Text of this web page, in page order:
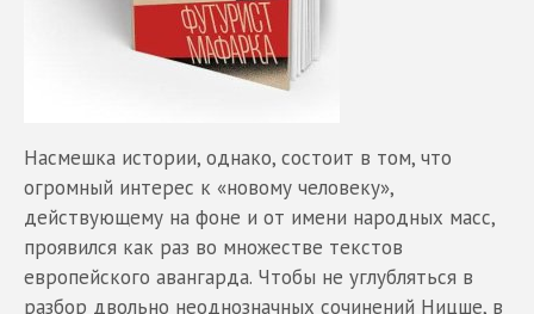
Насмешка истории, однако, состоит в том, что
огромный интерес к «новому человеку»,
действующему на фоне и от имени народных масс,
проявился как раз во множестве текстов
европейского авангарда. Чтобы не углубляться в
разбор двольно неоднозначных сочинений Ницше, в